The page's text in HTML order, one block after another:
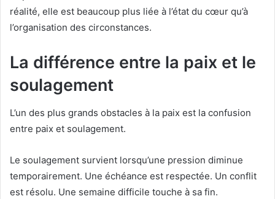
réalité, elle est beaucoup plus liée à l’état du cœur qu’à
l’organisation des circonstances.
La différence entre la paix et le
soulagement
L’un des plus grands obstacles à la paix est la confusion
entre paix et soulagement.
Le soulagement survient lorsqu’une pression diminue
temporairement. Une échéance est respectée. Un conflit
est résolu. Une semaine difficile touche à sa fin.